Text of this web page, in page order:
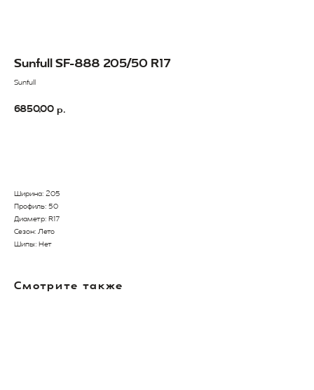
Sunfull SF-888 205/50 R17
Sunfull
6850,00 р.
Ширина: 205
Профиль: 50
Диаметр: R17
Сезон: Лето
Шипы: Нет
Смотрите также